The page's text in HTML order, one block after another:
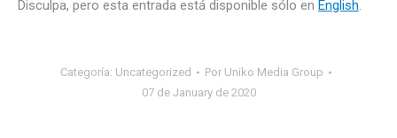
Disculpa, pero esta entrada está disponible sólo en English.
Categoría: Uncategorized Por Uniko Media Group
07 de January de 2020